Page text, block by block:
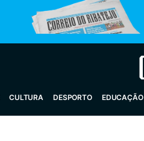
CULTURA DESPORTO EDUCAÇÃO